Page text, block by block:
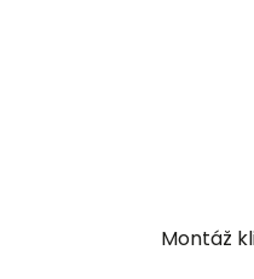
Montáž